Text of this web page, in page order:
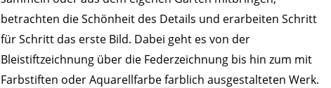
betrachten die Schönheit des Details und erarbeiten Schritt
für Schritt das erste Bild. Dabei geht es von der
Bleistiftzeichnung über die Federzeichnung bis hin zum mit
Farbstiften oder Aquarellfarbe farblich ausgestalteten Werk.